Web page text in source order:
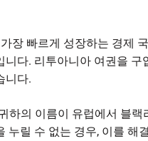
가장 빠르게 성장하는 경제
니다. 리투아니아 여권을
니다.
하의 이름이 유럽에서 블
누릴 수 없는 경우, 이를 해